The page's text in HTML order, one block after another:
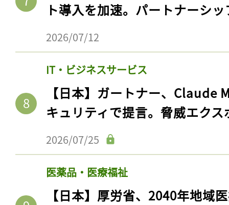
ト導入を加速。パートナーシ
2026/07/12
IT・ビジネスサービス
【日本】ガートナー、Claude
キュリティで提言。脅威エク
2026/07/25
医薬品・医療福祉
【日本】厚労省、2040年地域